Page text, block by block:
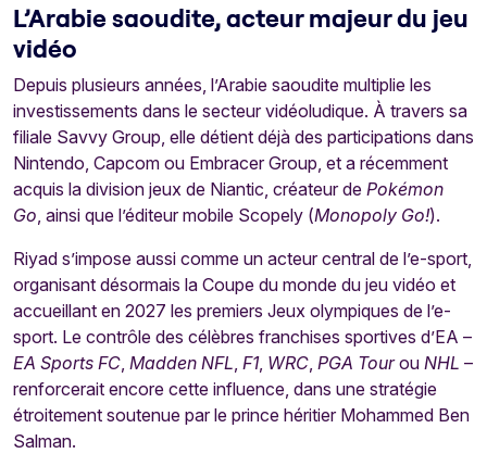
L’Arabie saoudite, acteur majeur du jeu
vidéo
Depuis plusieurs années, l’Arabie saoudite multiplie les
investissements dans le secteur vidéoludique. À travers sa
filiale Savvy Group, elle détient déjà des participations dans
Nintendo, Capcom ou Embracer Group, et a récemment
acquis la division jeux de Niantic, créateur de Pokémon
Go, ainsi que l’éditeur mobile Scopely (Monopoly Go!).
Riyad s’impose aussi comme un acteur central de l’e-sport,
organisant désormais la Coupe du monde du jeu vidéo et
accueillant en 2027 les premiers Jeux olympiques de l’e-
sport. Le contrôle des célèbres franchises sportives d’EA –
EA Sports FC, Madden NFL, F1, WRC, PGA Tourou NHL –
renforcerait encore cette influence, dans une stratégie
étroitement soutenue par le prince héritier Mohammed Ben
Salman.